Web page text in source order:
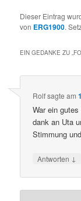
Dieser Eintrag
von ERG1900.
EIN GEDANKE ZU „
Rolfsagte am
War ein gutes
dank an Uta
Stimmung
Antworten ↓